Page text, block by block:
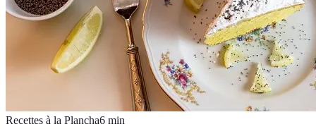
Recettes à la Plancha6 min